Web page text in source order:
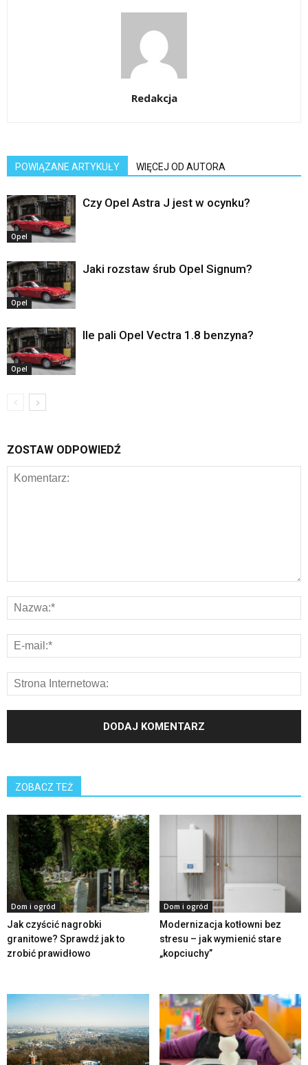
Redakcja
POWIĄZANE ARTYKUŁY WIĘCEJ OD AUTORA
Opel
Czy Opel Astra J jest w ocynku?
Opel
Jaki rozstaw śrub Opel Signum?
Opel
Ile pali Opel Vectra 1.8 benzyna?
ZOSTAW ODPOWIEDŹ
ZOBACZ TEŻ
Dom i ogród
Jak czyścić nagrobki
granitowe? Sprawdź jak to
zrobić prawidłowo
Dom i ogród
Modernizacja kotłowni bez
stresu – jak wymienić stare
„kopciuchy”